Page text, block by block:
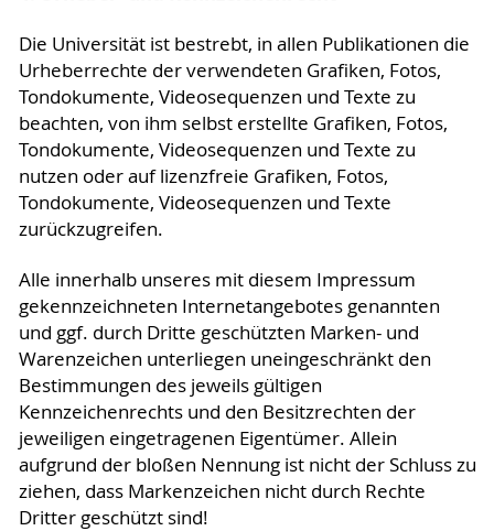
Die Universität ist bestrebt, in allen Publikationen die
Urheberrechte der verwendeten Grafiken, Fotos,
Tondokumente, Videosequenzen und Texte zu
beachten, von ihm selbst erstellte Grafiken, Fotos,
Tondokumente, Videosequenzen und Texte zu
nutzen oder auf lizenzfreie Grafiken, Fotos,
Tondokumente, Videosequenzen und Texte
zurückzugreifen.
Alle innerhalb unseres mit diesem Impressum
gekennzeichneten Internetangebotes genannten
und ggf. durch Dritte geschützten Marken- und
Warenzeichen unterliegen uneingeschränkt den
Bestimmungen des jeweils gültigen
Kennzeichenrechts und den Besitzrechten der
jeweiligen eingetragenen Eigentümer. Allein
aufgrund der bloßen Nennung ist nicht der Schluss zu
ziehen, dass Markenzeichen nicht durch Rechte
Dritter geschützt sind!